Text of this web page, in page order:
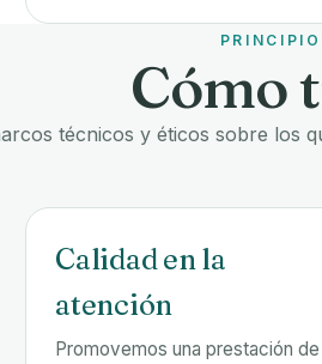
Cómo
técnicos y éticos sobre los
Calidad en la
atención
Promovemos una prestación de